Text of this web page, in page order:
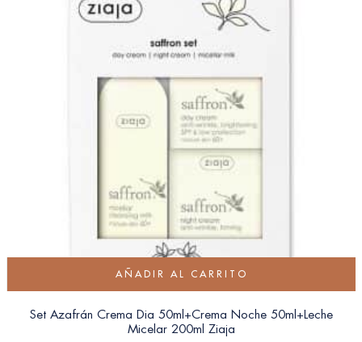
AÑADIR AL CARRITO
Set Azafrán Crema Dia 50ml+Crema Noche 50ml+Leche
Micelar 200ml Ziaja